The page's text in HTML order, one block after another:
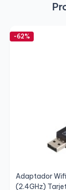
-62%
Adaptador
(2.4GHz)